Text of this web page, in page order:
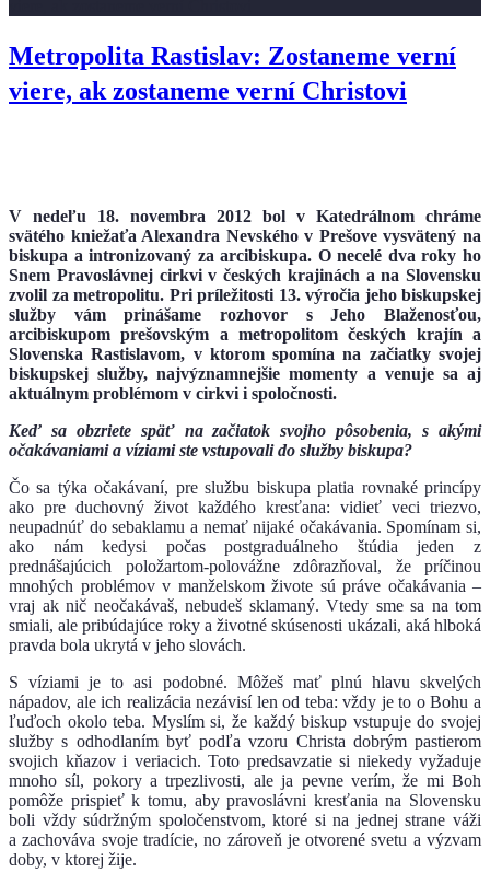
Metropolita Rastislav: Zostaneme verní
viere, ak zostaneme verní Christovi
V nedeľu 18. novembra 2012 bol v Katedrálnom chráme
svätého kniežaťa Alexandra Nevského v Prešove vysvätený na
biskupa a intronizovaný za arcibiskupa. O necelé dva roky ho
Snem Pravoslávnej cirkvi v českých krajinách a na Slovensku
zvolil za metropolitu. Pri príležitosti 13. výročia jeho biskupskej
služby vám prinášame rozhovor s Jeho Blaženosťou,
arcibiskupom prešovským a metropolitom českých krajín a
Slovenska Rastislavom, v ktorom spomína na začiatky svojej
biskupskej služby, najvýznamnejšie momenty a venuje sa aj
aktuálnym problémom v cirkvi i spoločnosti.
Keď sa obzriete späť na začiatok svojho pôsobenia, s akými
očakávaniami a víziami ste vstupovali do služby biskupa?
Čo sa týka očakávaní, pre službu biskupa platia rovnaké princípy
ako pre duchovný život každého kresťana: vidieť veci triezvo,
neupadnúť do sebaklamu a nemať nijaké očakávania. Spomínam si,
ako nám kedysi počas postgraduálneho štúdia jeden z
prednášajúcich položartom-polovážne zdôrazňoval, že príčinou
mnohých problémov v manželskom živote sú práve očakávania –
vraj ak nič neočakávaš, nebudeš sklamaný. Vtedy sme sa na tom
smiali, ale pribúdajúce roky a životné skúsenosti ukázali, aká hlboká
pravda bola ukrytá v jeho slovách.
S víziami je to asi podobné. Môžeš mať plnú hlavu skvelých
nápadov, ale ich realizácia nezávisí len od teba: vždy je to o Bohu a
ľuďoch okolo teba. Myslím si, že každý biskup vstupuje do svojej
služby s odhodlaním byť podľa vzoru Christa dobrým pastierom
svojich kňazov i veriacich. Toto predsavzatie si niekedy vyžaduje
mnoho síl, pokory a trpezlivosti, ale ja pevne verím, že mi Boh
pomôže prispieť k tomu, aby pravoslávni kresťania na Slovensku
boli vždy súdržným spoločenstvom, ktoré si na jednej strane váži
a zachováva svoje tradície, no zároveň je otvorené svetu a výzvam
doby, v ktorej žije.